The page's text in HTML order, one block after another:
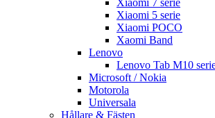
Xiaomi 7 serie
Xiaomi 5 serie
Xiaomi POCO
Xaomi Band
Lenovo
Lenovo Tab M10
Microsoft / Nokia
Motorola
Universala
Hållare & Fästen